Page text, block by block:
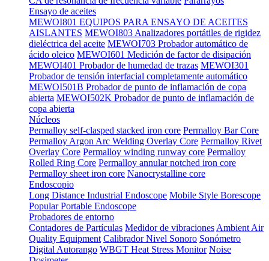
Ensayo de aceites
MEWOI801 EQUIPOS PARA ENSAYO DE ACEITES
AISLANTES MEWOI803 Analizadores portátiles de rigidez
dieléctrica del aceite MEWOI703 Probador automático de
ácido oleico MEWOI601 Medición de factor de disipación
MEWOI401 Probador de humedad de trazas MEWOI301
Probador de tensión interfacial completamente automático
MEWOI501B Probador de punto de inflamación de copa
abierta MEWOI502K Probador de punto de inflamación de
copa abierta
Núcleos
Permalloy self-clasped stacked iron core Permalloy Bar Core
Permalloy Argon Arc Welding Overlay Core Permalloy Rivet
Overlay Core Permalloy winding runway core Permalloy
Rolled Ring Core Permalloy annular notched iron core
Permalloy sheet iron core Nanocrystalline core
Endoscopio
Long Distance Industrial Endoscope Mobile Style Borescope
Popular Portable Endoscope
Probadores de entorno
Contadores de Partículas Medidor de vibraciones Ambient Air
Quality Equipment Calibrador Nivel Sonoro Sonómetro
Digital Autorango WBGT Heat Stress Monitor Noise